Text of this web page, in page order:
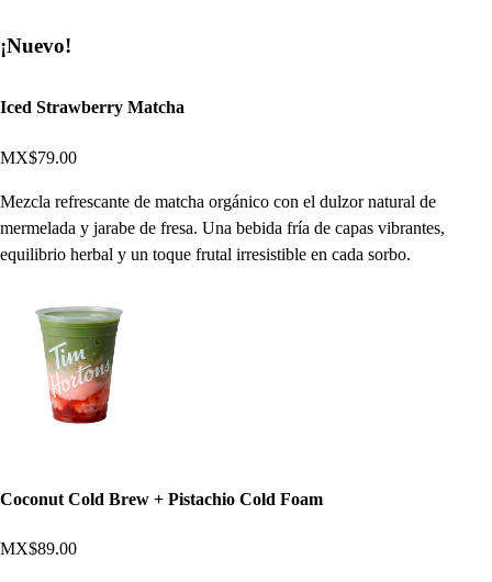
¡Nuevo!
Iced Strawberry Matcha
MX$79.00
Mezcla refrescante de matcha orgánico con el dulzor natural de
mermelada y jarabe de fresa. Una bebida fría de capas vibrantes,
equilibrio herbal y un toque frutal irresistible en cada sorbo.
Coconut Cold Brew + Pistachio Cold Foam
MX$89.00